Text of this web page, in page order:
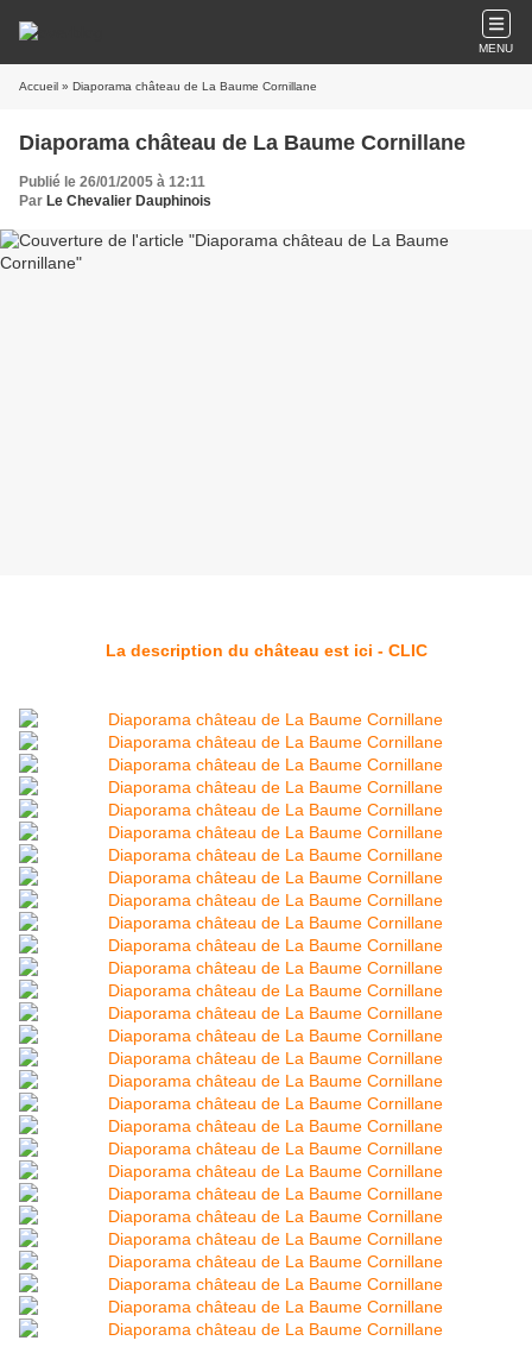
MENU
Accueil » Diaporama château de La Baume Cornillane
Diaporama château de La Baume Cornillane
Publié le 26/01/2005 à 12:11
Par Le Chevalier Dauphinois
La description du château est ici - CLIC